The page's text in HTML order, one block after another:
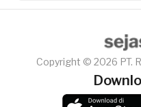
Copyright © 2026 PT.